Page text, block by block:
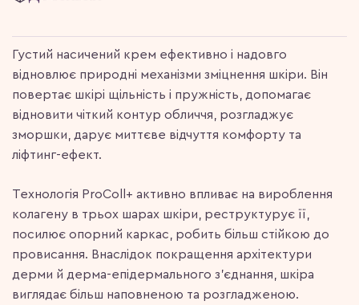
Густий насичений крем ефективно і надовго
відновлює природні механізми зміцнення шкіри. Він
повертає шкірі щільність і пружність, допомагає
відновити чіткий контур обличчя, розгладжує
зморшки, дарує миттєве відчуття комфорту та
ліфтинг-ефект.
Технологія ProColl+ активно впливає на вироблення
колагену в трьох шарах шкіри, реструктурує її,
посилює опорний каркас, робить більш стійкою до
провисання. Внаслідок покращення архітектури
дерми й дерма-епідермального з’єднання, шкіра
виглядає більш наповненою та розгладженою.